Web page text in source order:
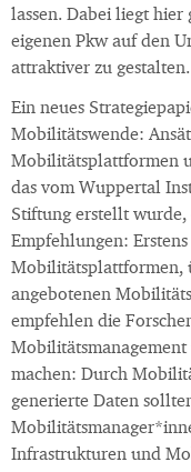
lassen. Dabei liegt hier
eigenen Pkw auf den
attraktiver zu gestalten.
Ein neues
Mobilitätswende:
Mobilitätsplattformen
das vom Wuppertal
Stiftung erstellt
Empfehlungen:
Mobilitätsplattformen,
angebotenen
empfehlen die
machen: Durch
generierte Daten
Infrastrukturen und